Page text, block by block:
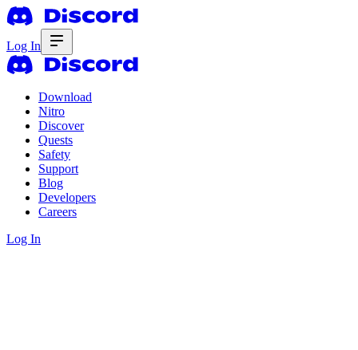
Log In
Download
Nitro
Discover
Quests
Safety
Support
Blog
Developers
Careers
Log In